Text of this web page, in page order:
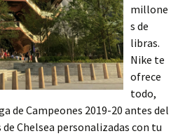
millone
s de
libras.
Nike te
ofrece
todo,
de Campeones 2019-20 antes del
Chelsea personalizadas con tu